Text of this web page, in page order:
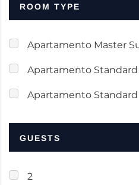
ROOM TYPE
Apartamento Master
Apartamento
Apartamento Standard
GUESTS
2